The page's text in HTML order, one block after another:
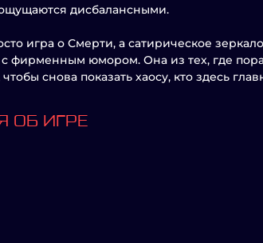
дисбалансными.
игра о Смерти, а сатирическое
фирменным юмором. Она из тех, где
снова показать хаосу, кто здесь
ОБ ИГРЕ